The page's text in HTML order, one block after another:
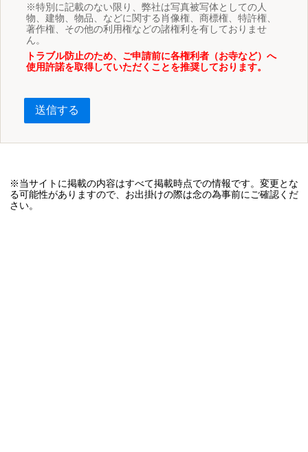
※特別に記載のない限り、弊社は写真被写体としての人
物、建物、物品、などに関する肖像権、商標権、特許権、
著作権、その他の利用権などの諸権利を有しておりませ
ん。
トラブル防止のため、ご申請前に各権利者（お寺など）へ
使用許諾を取得していただくことを推奨しております。
送信する
※当サイトに掲載の内容はすべて掲載時点での情報です。変更とな
る可能性がありますので、お出掛けの際は念の為事前にご確認くだ
さい。